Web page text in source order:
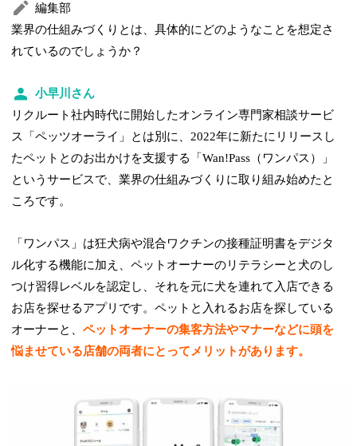
編集部
業界の仕組みづくりとは、具体的にどのようなことを想定さ
れているのでしょうか？
小早川さん
リクルート社内時代に開始したオンライン専門家相談サービ
ス「ペッツオーライ」とは別に、2022年に新たにリリースし
たペットとのお出かけを支援する「Wan!Pass（ワンパス）」
というサービスで、業界の仕組みづくりに取り組み始めたと
ころです。
「ワンパス」は狂犬病や混合ワクチンの接種証明書をデジタ
ル化する機能に加え、ペットオーナーのリテラシーと犬のし
つけ習得レベルを認定し、それを元に犬を連れて入店できる
お店を探せるアプリです。ペットと入れるお店を探している
オーナーと、ペットオーナーの集客方法やマナーなどに頭を
悩ませている店舗の両者にとってメリットがあります。